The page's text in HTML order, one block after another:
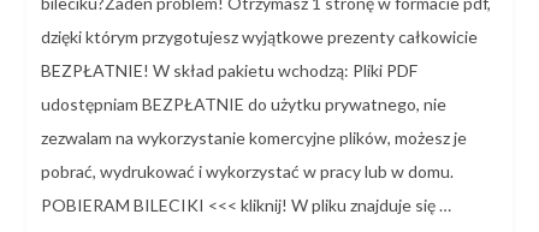
dzięki którym przygotujesz wyjątkowe prezenty całkowicie
BEZPŁATNIE! W skład pakietu wchodzą: Pliki PDF
udostępniam BEZPŁATNIE do użytku prywatnego, nie
zezwalam na wykorzystanie komercyjne plików, możesz je
pobrać, wydrukować i wykorzystać w pracy lub w domu.
POBIERAM BILECIKI <<< kliknij! W pliku znajduje się …